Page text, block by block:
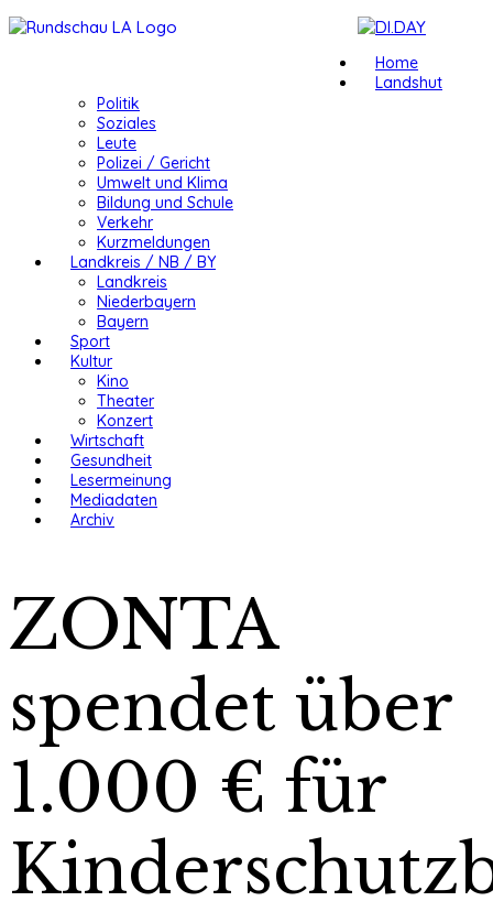
Home
Landshut
Politik
Soziales
Leute
Polizei / Gericht
Umwelt und Klima
Bildung und Schule
Verkehr
Kurzmeldungen
Landkreis / NB / BY
Landkreis
Niederbayern
Bayern
Sport
Kultur
Kino
Theater
Konzert
Wirtschaft
Gesundheit
Lesermeinung
Mediadaten
Archiv
ZONTA
spendet über
1.000 € für